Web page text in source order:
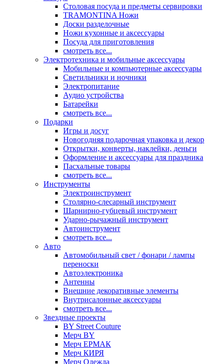
Столовая посуда и предметы сервировки
TRAMONTINA Ножи
Доски разделочные
Ножи кухонные и аксессуары
Посуда для приготовления
смотреть все...
Электротехника и мобильные аксессуары
Мобильные и компьютерные аксессуары
Светильники и ночники
Электропитание
Аудио устройства
Батарейки
смотреть все...
Подарки
Игры и досуг
Новогодняя подарочная упаковка и декор
Открытки, конверты, наклейки, деньги
Оформление и аксессуары для праздника
Пасхальные товары
смотреть все...
Инструменты
Электроинструмент
Столярно-слесарный инструмент
Шарнирно-губцевый инструмент
Ударно-рычажный инструмент
Автоинструмент
смотреть все...
Авто
Автомобильный свет / фонари / лампы
переноски
Автоэлектроника
Антенны
Внешние декоративные элементы
Внутрисалонные аксессуары
смотреть все...
Звездные проекты
BY Street Couture
Мерч BY
Мерч ЕРМАК
Мерч КИРЯ
Мерч Одежда